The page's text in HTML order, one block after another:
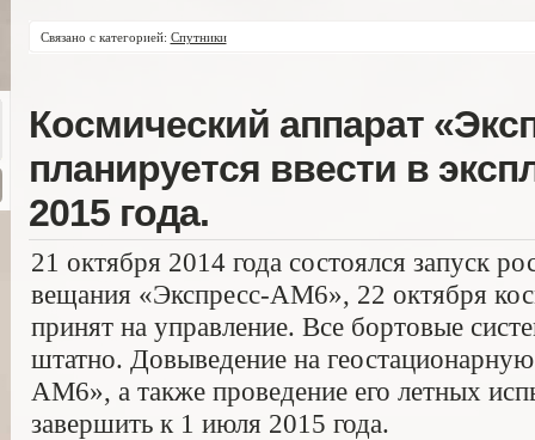
Связано с категорией: Спутники
Космический аппарат
планируется ввести в
2015 года.
21 октября 2014 года состоялся запуск
вещания «Экспресс-АМ6», 22 октября
принят на управление. Все бортовые
штатно. Довыведение на
АМ6», а также проведение его летных
завершить к 1 июля 2015 года.